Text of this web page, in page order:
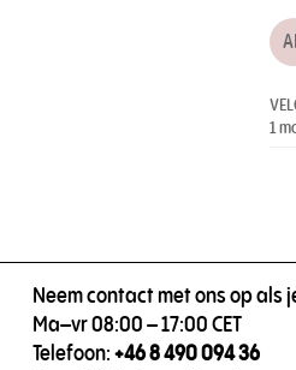
1
Neem contact met ons op als
Ma–vr 08:00 – 17:00 CET
Telefoon:+46 8 490 094 36